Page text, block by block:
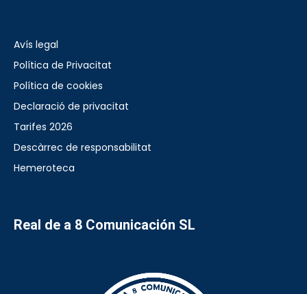
Avís legal
Política de Privacitat
Política de cookies
Declaració de privacitat
Tarifes 2026
Descàrrec de responsabilitat
Hemeroteca
Real de a 8 Comunicación SL